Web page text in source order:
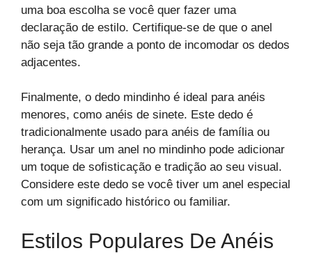
uma boa escolha se você quer fazer uma
declaração de estilo. Certifique-se de que o anel
não seja tão grande a ponto de incomodar os dedos
adjacentes.
Finalmente, o dedo mindinho é ideal para anéis
menores, como anéis de sinete. Este dedo é
tradicionalmente usado para anéis de família ou
herança. Usar um anel no mindinho pode adicionar
um toque de sofisticação e tradição ao seu visual.
Considere este dedo se você tiver um anel especial
com um significado histórico ou familiar.
Estilos Populares De Anéis